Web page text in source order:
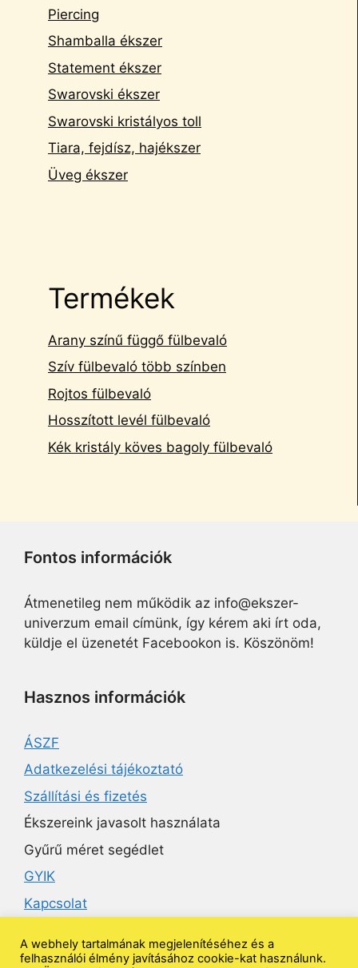
Piercing
Shamballa ékszer
Statement ékszer
Swarovski ékszer
Swarovski kristályos toll
Tiara, fejdísz, hajékszer
Üveg ékszer
Termékek
Arany színű függő fülbevaló
Szív fülbevaló több színben
Rojtos fülbevaló
Hosszított levél fülbevaló
Kék kristály köves bagoly fülbevaló
Fontos információk
Átmenetileg nem működik az info@ekszer-
univerzum email címünk, így kérem aki írt oda,
küldje el üzenetét Facebookon is. Köszönöm!
Hasznos információk
ÁSZF
Adatkezelési tájékoztató
Szállítási és fizetés
Ékszereink javasolt használata
Gyűrű méret segédlet
GYIK
Kapcsolat
Ékszeruniverzum
A webhely tartalmának megjelenítéséhez és a
felhasználói élmény javításához cookie-kat használunk.